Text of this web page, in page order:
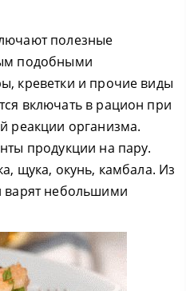
полезные
подобными
креветки и прочие виды
включать в рацион при
реакции организма.
продукции на пару.
щука, окунь, камбала. Из
варят небольшими